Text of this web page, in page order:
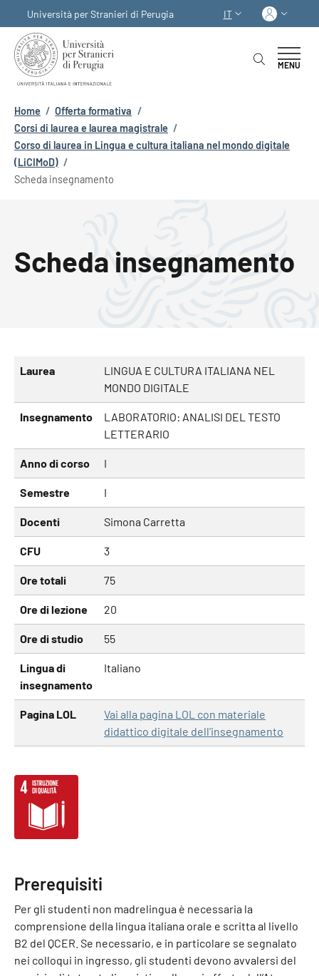
Università per Stranieri di Perugia
SELETTORE LINGUA:
IT
MENU
Briciole di pane
Home / Offerta formativa /
Corsi di laurea e laurea magistrale /
Corso di laurea in Lingua e cultura italiana nel mondo digitale
(LiCIMoD) /
Scheda insegnamento
Scheda insegnamento
Laurea
LINGUA E CULTURA ITALIANA NEL
MONDO DIGITALE
Insegnamento
LABORATORIO: ANALISI DEL TESTO
LETTERARIO
Anno di corso I
Semestre I
Docenti Simona Carretta
CFU 3
Ore totali 75
Ore di lezione 20
Ore di studio 55
Lingua di
insegnamento
Italiano
Pagina LOL
Vai alla pagina LOL con materiale
didattico digitale dell'insegnamento
Prerequisiti
Per gli studenti non madrelingua è necessaria la
comprensione della lingua italiana orale e scritta al livello
B2 del QCER. Se necessario, e in particolare se segnalato
nei colloqui in ingresso, gli studenti devono avvalersi del